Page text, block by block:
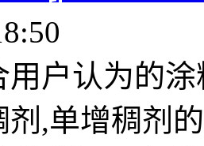
用户认为的
剂,单增稠剂